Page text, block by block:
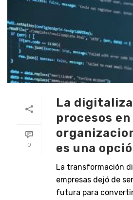
0
La
procesos en
es una
La transformación
empresas dejó de
futura para